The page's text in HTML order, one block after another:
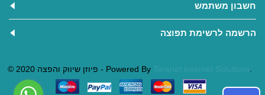
חשבון משתמש
הרשמה לרשימת תפוצה
© 2020 פיוזן שיווק והפצה - Powered By Teranet Internet Solutions